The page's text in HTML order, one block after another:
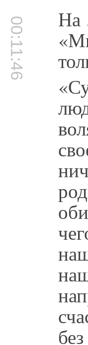
00:11:46 На